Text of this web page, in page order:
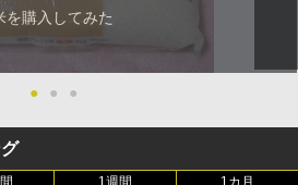
購入してみた
● ● ●
1週間 1カ月